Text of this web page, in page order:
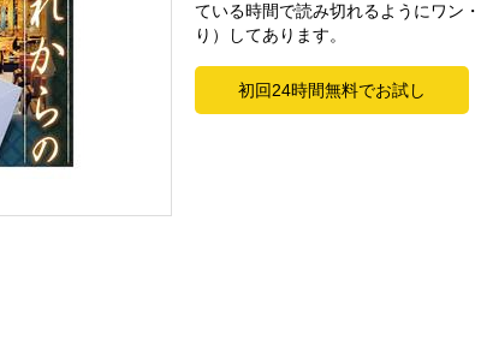
ている時間で読み切れるようにワン
り）してあります。
初回24時間無料でお試し